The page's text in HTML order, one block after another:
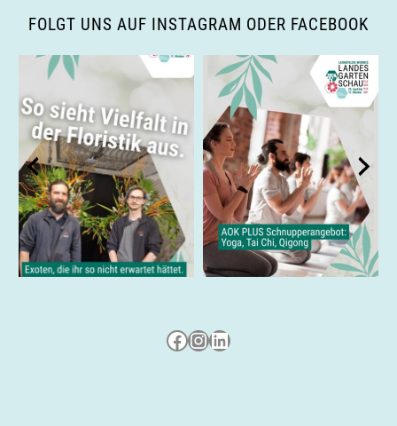
FOLGT UNS AUF INSTAGRAM ODER FACEBOOK
Besuche uns auf Facebook
Besuche uns auf Instagram
LinkedIn